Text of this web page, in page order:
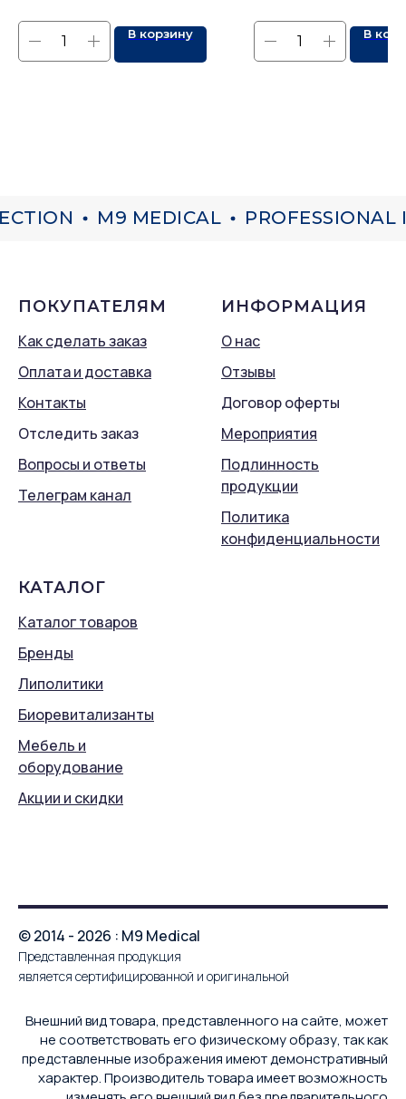
В корзину В
M9 MEDICAL PROFESSIONAL
ПОКУПАТЕЛЯМ
Как сделать заказ
Оплата и доставка
Контакты
Отследить заказ
Вопросы и ответы
Телеграм канал
ИНФОРМАЦИЯ
О нас
Отзывы
Договор оферты
Мероприятия
Подлинность
продукции
Политика
конфиденциальности
КАТАЛОГ
Каталог товаров
Бренды
Липолитики
Биоревитализанты
Мебель и
оборудование
Акции и скидки
© 2014 - 2026 : M9 Medical
Представленная продукция
является сертифицированной и оригинальной
Внешний вид товара, представленного на сайте, может
не соответствовать его физическому образу, так как
представленные изображения имеют демонстративный
характер. Производитель товара имеет возможность